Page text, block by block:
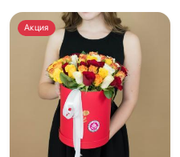
Акция